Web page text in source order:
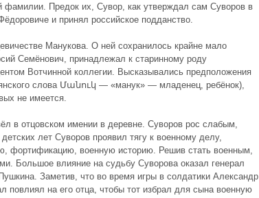
фамилии. Предок их, Сувор, как утверждал сам Суворов в
и принял российское подданство.
Манукова. О ней сохранилось крайне мало
Семёнович, принадлежал к старинному роду
Вотчинной коллегии. Высказывались предположения
слова Մանուկ — «манук» — младенец, ребёнок),
не имеется.
в отцовском имении в деревне. Суворов рос слабым,
лет Суворов проявил тягу к военному делу,
фортификацию, военную историю. Решив стать военным,
Большое влияние на судьбу Суворова оказал генерал
Заметив, что во время игры в солдатики Александр
повлиял на его отца, чтобы тот избрал для сына военную